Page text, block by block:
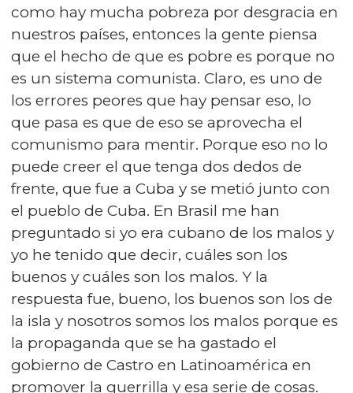
como hay mucha pobreza por desgracia en
nuestros países, entonces la gente piensa
que el hecho de que es pobre es porque no
es un sistema comunista. Claro, es uno de
los errores peores que hay pensar eso, lo
que pasa es que de eso se aprovecha el
comunismo para mentir. Porque eso no lo
puede creer el que tenga dos dedos de
frente, que fue a Cuba y se metió junto con
el pueblo de Cuba. En Brasil me han
preguntado si yo era cubano de los malos y
yo he tenido que decir, cuáles son los
buenos y cuáles son los malos. Y la
respuesta fue, bueno, los buenos son los de
la isla y nosotros somos los malos porque es
la propaganda que se ha gastado el
gobierno de Castro en Latinoamérica en
promover la guerrilla y esa serie de cosas.